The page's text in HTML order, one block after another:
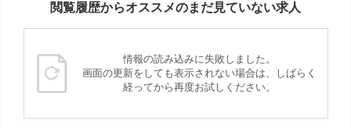
閲覧履歴からオススメのまだ見ていない求人
情報の読み込みに失敗しました。
画面の更新をしても表示されない場合は、しばらく
経ってから再度お試しください。